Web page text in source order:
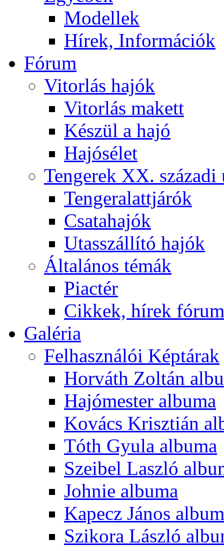
Modellek
Hírek, Információk
Fórum
Vitorlás hajók
Vitorlás makett
Készül a hajó
Hajósélet
Tengerek XX. századi
Tengeralattjárók
Csatahajók
Utasszállító hajók
Általános témák
Piactér
Cikkek, hírek
Galéria
Felhasználói Képtárak
Horváth Zoltán
Hajómester albuma
Kovács Krisztián
Tóth Gyula albuma
Szeibel Laszló
Johnie albuma
Kapecz János
Szikora László